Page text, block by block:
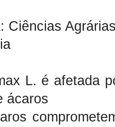
Ciências
L. é afetada
ácaros